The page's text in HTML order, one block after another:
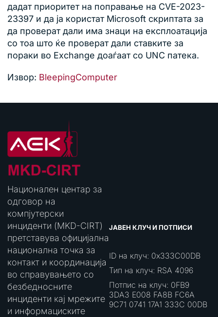
дадат приоритет на поправање на CVE-2023-
23397 и да ја користат Microsoft скриптата за
да проверат дали има знаци на експлоатација
со тоа што ќе проверат дали ставките за
пораки во Exchange доаѓаат со UNC патека.
Извор: BleepingComputer
Национален центар за
одговор на
компјутерски
инциденти (MKD-CIRT)
претставува официјална
национална точка за
контакт и координација
во справувањето со
безбедносните
инциденти кај мрежите
и информациските
ЈАВЕН КЛУЧ И ПОТПИСИ
ID на клуч: 0x333C00DB
Тип на клуч: RSA 4096
Потпис на клуч: 0FB9
3DA3 E008 FA8B FC6A
9C71 0741 17A1 333C 00DB